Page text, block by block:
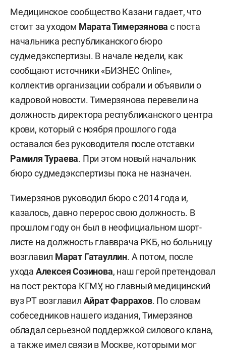
Медицинское сообщество Казани гадает, что
стоит за уходом Марата Тимерзянова с поста
начальника республиканского бюро
судмедэкспертизы. В начале недели, как
сообщают источники «БИЗНЕС Online»,
коллектив организации собрали и объявили о
кадровой новости. Тимерзянова перевели на
должность директора республиканского центра
крови, который с ноября прошлого года
оставался без руководителя после отставки
Рамиля Тураева. При этом новый начальник
бюро судмедэкспертизы пока не назначен.
Тимерзянов руководил бюро с 2014 года и,
казалось, давно перерос свою должность. В
прошлом году он был в неофициальном шорт-
листе на должность главврача РКБ, но больницу
возглавил Марат Гатауллин. А потом, после
ухода Алексея Созинова, наш герой претендовал
на пост ректора КГМУ, но главный медицинский
вуз РТ возглавил Айрат Фаррахов. По словам
собеседников нашего издания, Тимерзянов
обладал серьезной поддержкой силового клана,
а также имел связи в Москве, которыми мог